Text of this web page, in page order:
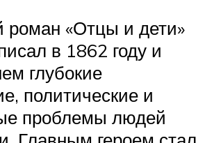
роман «Отцы и дети»
в 1862 году и
глубокие
политические и
проблемы людей